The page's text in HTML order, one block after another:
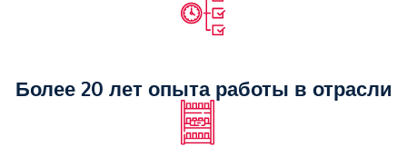
Более 20 лет опыта работы в отрасли